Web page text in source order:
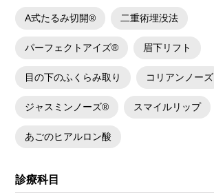
A式たるみ切開® 二重術埋没法
パーフェクトアイズ® 眉下リフト
目の下のふくらみ取り コリアンノーズ
ジャスミンノーズ® スマイルリップ
あごのヒアルロン酸
診療科目